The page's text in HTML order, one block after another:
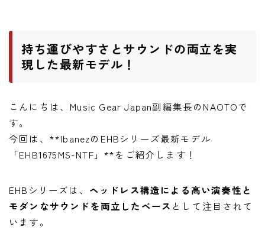
持ち運びやすさとサウンドの両立を実
現した最新モデル！
こんにちは、Music Gear Japan副編集長のNAOTOで
す。
今回は、**IbanezのEHBシリーズ最新モデル
「EHB1675MS-NTF」**をご紹介します！
EHBシリーズは、 ヘッドレス構造による高い演奏性と
モダンなサウンドを両立したベース として注目されて
います。